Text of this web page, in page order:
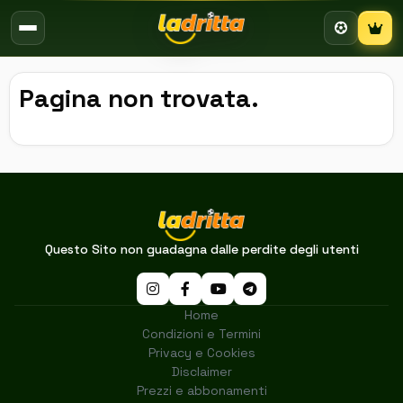
Pagina non trovata.
Questo Sito non guadagna dalle perdite degli utenti
Home
Condizioni e Termini
Privacy e Cookies
Disclaimer
Prezzi e abbonamenti